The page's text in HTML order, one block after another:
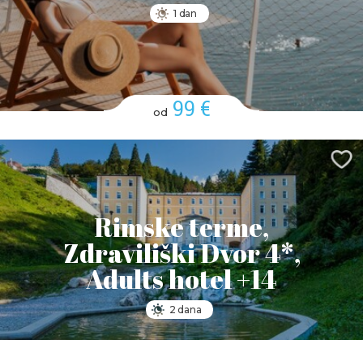
1 dan
od 99 €
Rimske terme,
Zdraviliški Dvor 4*,
Adults hotel +14
2 dana